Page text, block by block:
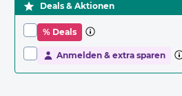
Deals & Aktionen
% Deals
Anmelden & extra sparen